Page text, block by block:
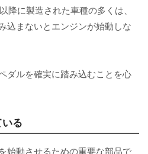
降に製造された車種の多くは、
込まないとエンジンが始動しな
ダルを確実に踏み込むことを心
る
始動させるための重要な部品で